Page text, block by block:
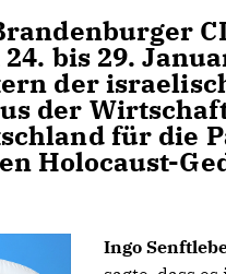
bis 29.
der
der
für die
Holocaust-
Ingo